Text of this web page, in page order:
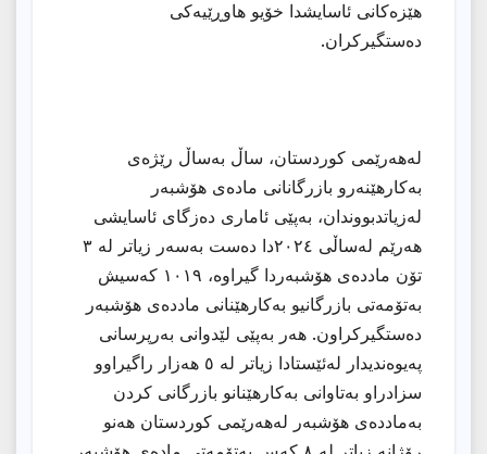
هێزەکانی ئاسایشدا خۆیو هاوڕێیەکی
دەستگیرکران.
لەهەرێمی کوردستان، ساڵ بەساڵ رێژەی
بەکارهێنەرو بازرگانانی مادەی هۆشبەر
لەزیاتدبووندان، بەپێی ئاماری دەزگای ئاسایشی
هەرێم لەساڵی ٢٠٢٤دا دەست بەسەر زیاتر لە ٣
تۆن ماددەی هۆشبەردا گیراوە، ١٠١٩ کەسیش
بەتۆمەتی بازرگانیو بەکارهێنانی ماددەی هۆشبەر
دەستگیرکراون. هەر بەپێی لێدوانی بەرپرسانی
پەیوەندیدار لەئێستادا زیاتر لە ٥ هەزار راگیراوو
سزادراو بەتاوانی بەکارهێنانو بازرگانی کردن
بەماددەی هۆشبەر لەهەرێمی کوردستان هەنو